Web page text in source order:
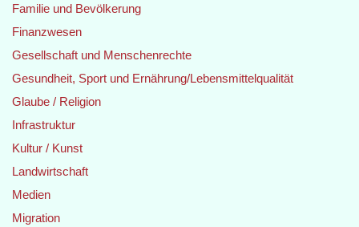
Familie und Bevölkerung
Finanzwesen
Gesellschaft und Menschenrechte
Gesundheit, Sport und Ernährung/Lebensmittelqualität
Glaube / Religion
Infrastruktur
Kultur / Kunst
Landwirtschaft
Medien
Migration